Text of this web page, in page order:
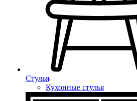
Стулья
Кухонные стулья